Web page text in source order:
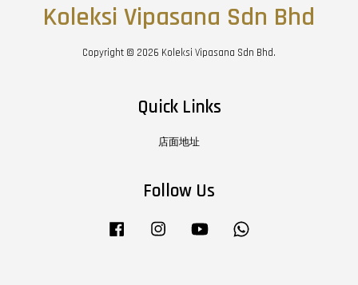
Koleksi Vipasana Sdn Bhd
Copyright © 2026 Koleksi Vipasana Sdn Bhd.
Quick Links
店面地址
Follow Us
Facebook Instagram YouTube